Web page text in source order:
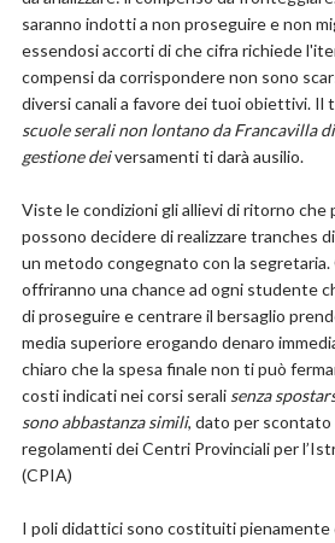
saranno indotti a non proseguire e non
essendosi accorti di che cifra richiede
compensi da corrispondere non sono
diversi canali a favore dei tuoi obiettivi. Il
scuole serali non lontano da Francavilla
gestione deiversamenti ti darà ausilio.
Viste le condizioni gli allievi di ritorno che
possono decidere di realizzare tranches
un metodo congegnato con la
offriranno una chance ad ogni studente
di proseguire e centrare il bersaglio
media superiore erogando denaro
chiaro che la spesa finale non ti può
costi indicati nei corsi serali senza
sono abbastanza simili, dato per
regolamenti dei Centri Provinciali per
(CPIA)
I poli didattici sono costituiti pienamente